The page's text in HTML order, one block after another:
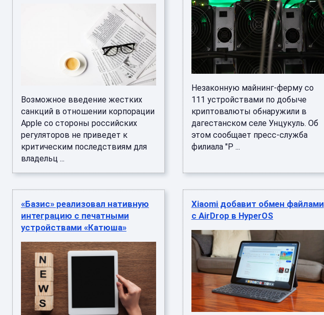
Возможное введение жестких
санкций в отношении корпорации
Apple со стороны российских
регуляторов не приведет к
критическим последствиям для
владельц ...
Незаконную майнинг-ферму со
111 устройствами по добыче
криптовалюты обнаружили в
дагестанском селе Унцукуль. Об
этом сообщает пресс-служба
филиала "Р ...
«Базис» реализовал нативную
интеграцию с печатными
устройствами «Катюша»
Xiaomi добавит обмен файлами
с AirDrop в HyperOS